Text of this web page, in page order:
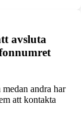
avsluta
andra har
att kontakta